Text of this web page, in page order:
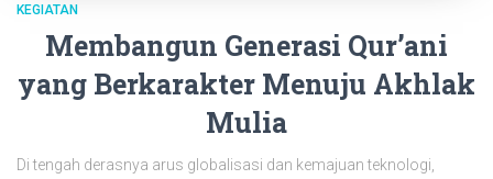
KEGIATAN
Membangun Generasi Qur’ani
yang Berkarakter Menuju Akhlak
Mulia
Di tengah derasnya arus globalisasi dan kemajuan teknologi,